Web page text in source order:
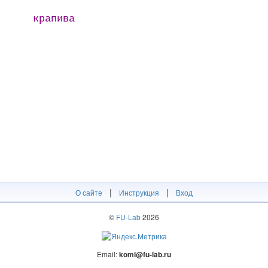
крапива
О сайте | Инструкция | Вход
© FU-Lab2026
Email:komi@fu-lab.ru